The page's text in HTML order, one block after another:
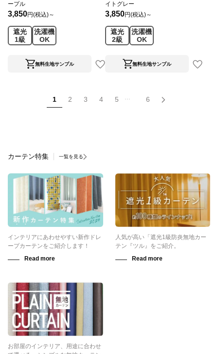
ープル
3,850円(税込)～
遮光
1級
洗濯機
OK
無料生地サンプル
イトグレー
3,850円(税込)～
遮光
2級
洗濯機
OK
無料生地サンプル
1 2 3 4 5 6
カーテン特集 一覧を見る
インテリアにあわせやすい新作ドレ
ープカーテンをご紹介します！
人気が高い「遮光1級防炎無地カー
テン『ツル』をご紹介。
お部屋のインテリア、用途に合わせ